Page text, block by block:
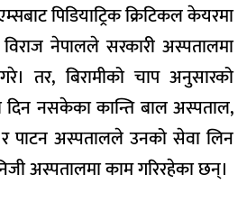
पिडियाट्रिक क्रिटिकल केयरमा
नेपालले सरकारी अस्पतालमा
तर, बिरामीको चाप अनुसारको
नसकेका कान्ति बाल अस्पताल,
र पाटन अस्पतालले उनको सेवा लिन
अस्पतालमा काम गरिरहेका छन्।